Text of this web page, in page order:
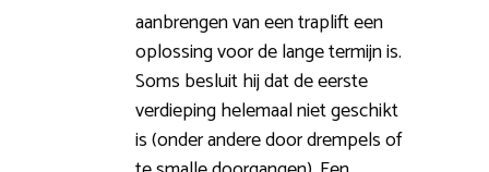
aanbrengen van een traplift een
oplossing voor de lange termijn is.
Soms besluit hij dat de eerste
verdieping helemaal niet geschikt
is (onder andere door drempels of